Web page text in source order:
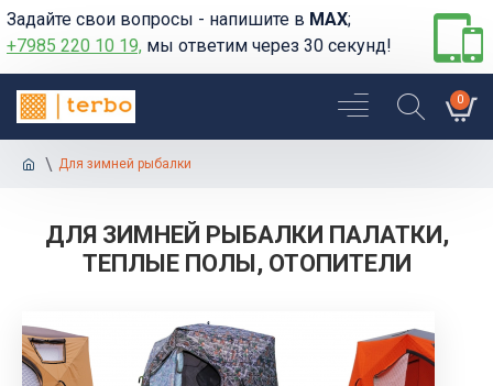
Задайте свои вопросы - напишите в MAX;
+7985 220 10 19, мы ответим через 30 секунд!
0
Для зимней рыбалки
ДЛЯ ЗИМНЕЙ РЫБАЛКИ ПАЛАТКИ,
ТЕПЛЫЕ ПОЛЫ, ОТОПИТЕЛИ